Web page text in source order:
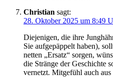
Christian sagt:
28. Oktober 2025 um 8:49
Diejenigen, die ihre
Sie aufgepäppelt haben),
netten „Ersatz“ sorgen,
die Stränge der Geschichte
vernetzt. Mitgefühl auch